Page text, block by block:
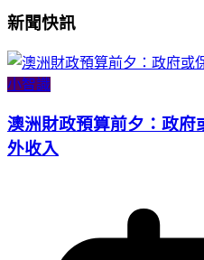
新聞快訊
小智識
澳洲財政預算前夕：政府
外收入